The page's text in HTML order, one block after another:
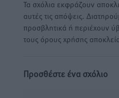
Τα σχόλια εκφράζουν
αυτές τις απόψεις.
προσβλητικά ή περιέχουν
τους όρους χρήσης
Προσθέστε ένα σχόλιο